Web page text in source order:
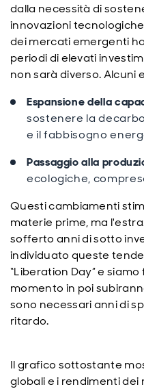
dalla necessità di
innovazioni
dei mercati emergenti
periodi di elevati
non sarà diverso. Alcuni
Espansione della
sostenere la
e il fabbisogno
Passaggio alla
ecologiche,
Questi cambiamenti
materie prime, ma
sofferto anni di sotto
individuato queste
“Liberation Day” e
momento in poi
sono necessari anni di
ritardo.
Il grafico sottostante
globali e i rendimenti